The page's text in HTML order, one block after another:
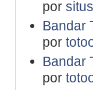
por
Bandar
por
Bandar
por